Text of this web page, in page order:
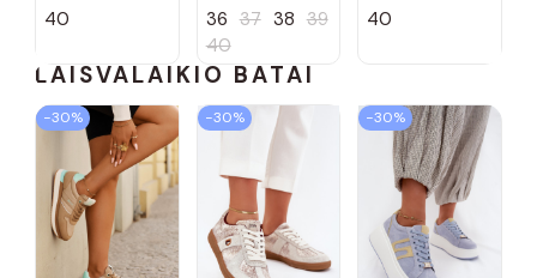
40 36 37 38 39
40
žalios spalvos
40
LAISVALAIKIO BATAI
−30% −30% −30%